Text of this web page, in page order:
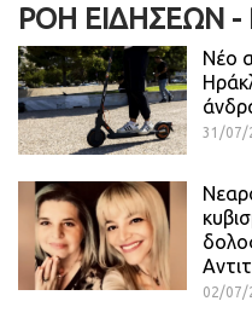
ΡΟΉ ΕΙΔΉΣΕΩΝ -
Νέο
31/07/
02/07/